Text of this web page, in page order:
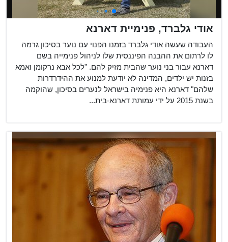
אודי גלברד, פנימיית דארנא
העבודה שעשה אודי גלברד בזמנו הפנוי עם נוער בסיכון גרמה
לו לרתום את ההבנה הפיננסית שלו לניהול פנימייה בשם
דארנא עבור בני נוער שהבית מזיק להם. "לכל אבא נרקומן ואמא
בזנות יש ילדים, המדינה לא יודעת למנוע את ההידרדרות
שלהם" דארנא היא פנימיה בישראל לנערים בסיכון, שהוקמה
בשנת 2015 על ידי עמותת דארנא-בית...